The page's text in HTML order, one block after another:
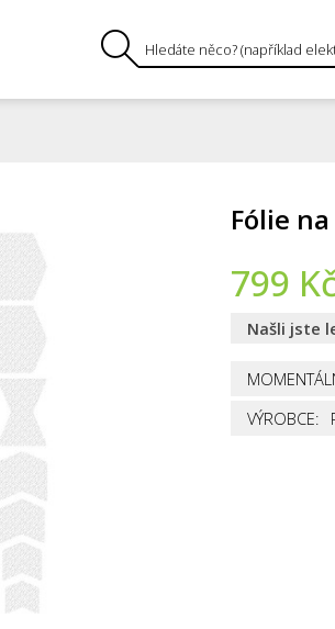
Fólie
799
Našli jste
VÝROBCE: